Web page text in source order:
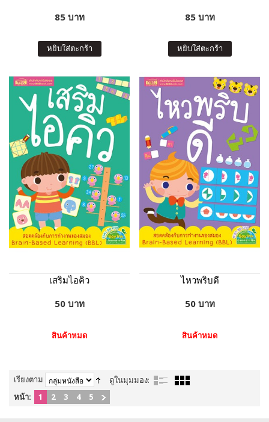
85 บาท
หยิบใส่ตะกร้า
85 บาท
หยิบใส่ตะกร้า
เสริมไอคิว
50 บาท
สินค้าหมด
ไหวพริบดี
50 บาท
สินค้าหมด
เรียงตาม
ดูในมุมมอง:
หน้า:
1 2 3 4 5